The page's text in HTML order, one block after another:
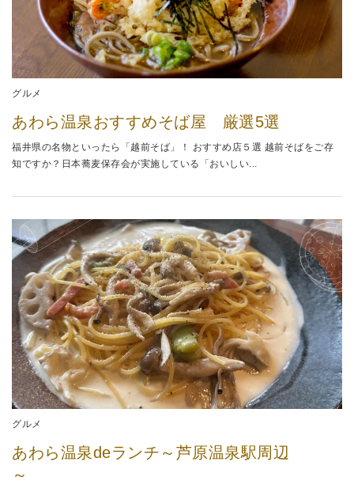
グルメ
あわら温泉おすすめそば屋 厳選5選
福井県の名物といったら「越前そば」！ おすすめ店５選 越前そばをご存
知ですか？日本蕎麦保存会が実施している「おいしい...
グルメ
あわら温泉deランチ～芦原温泉駅周辺
～